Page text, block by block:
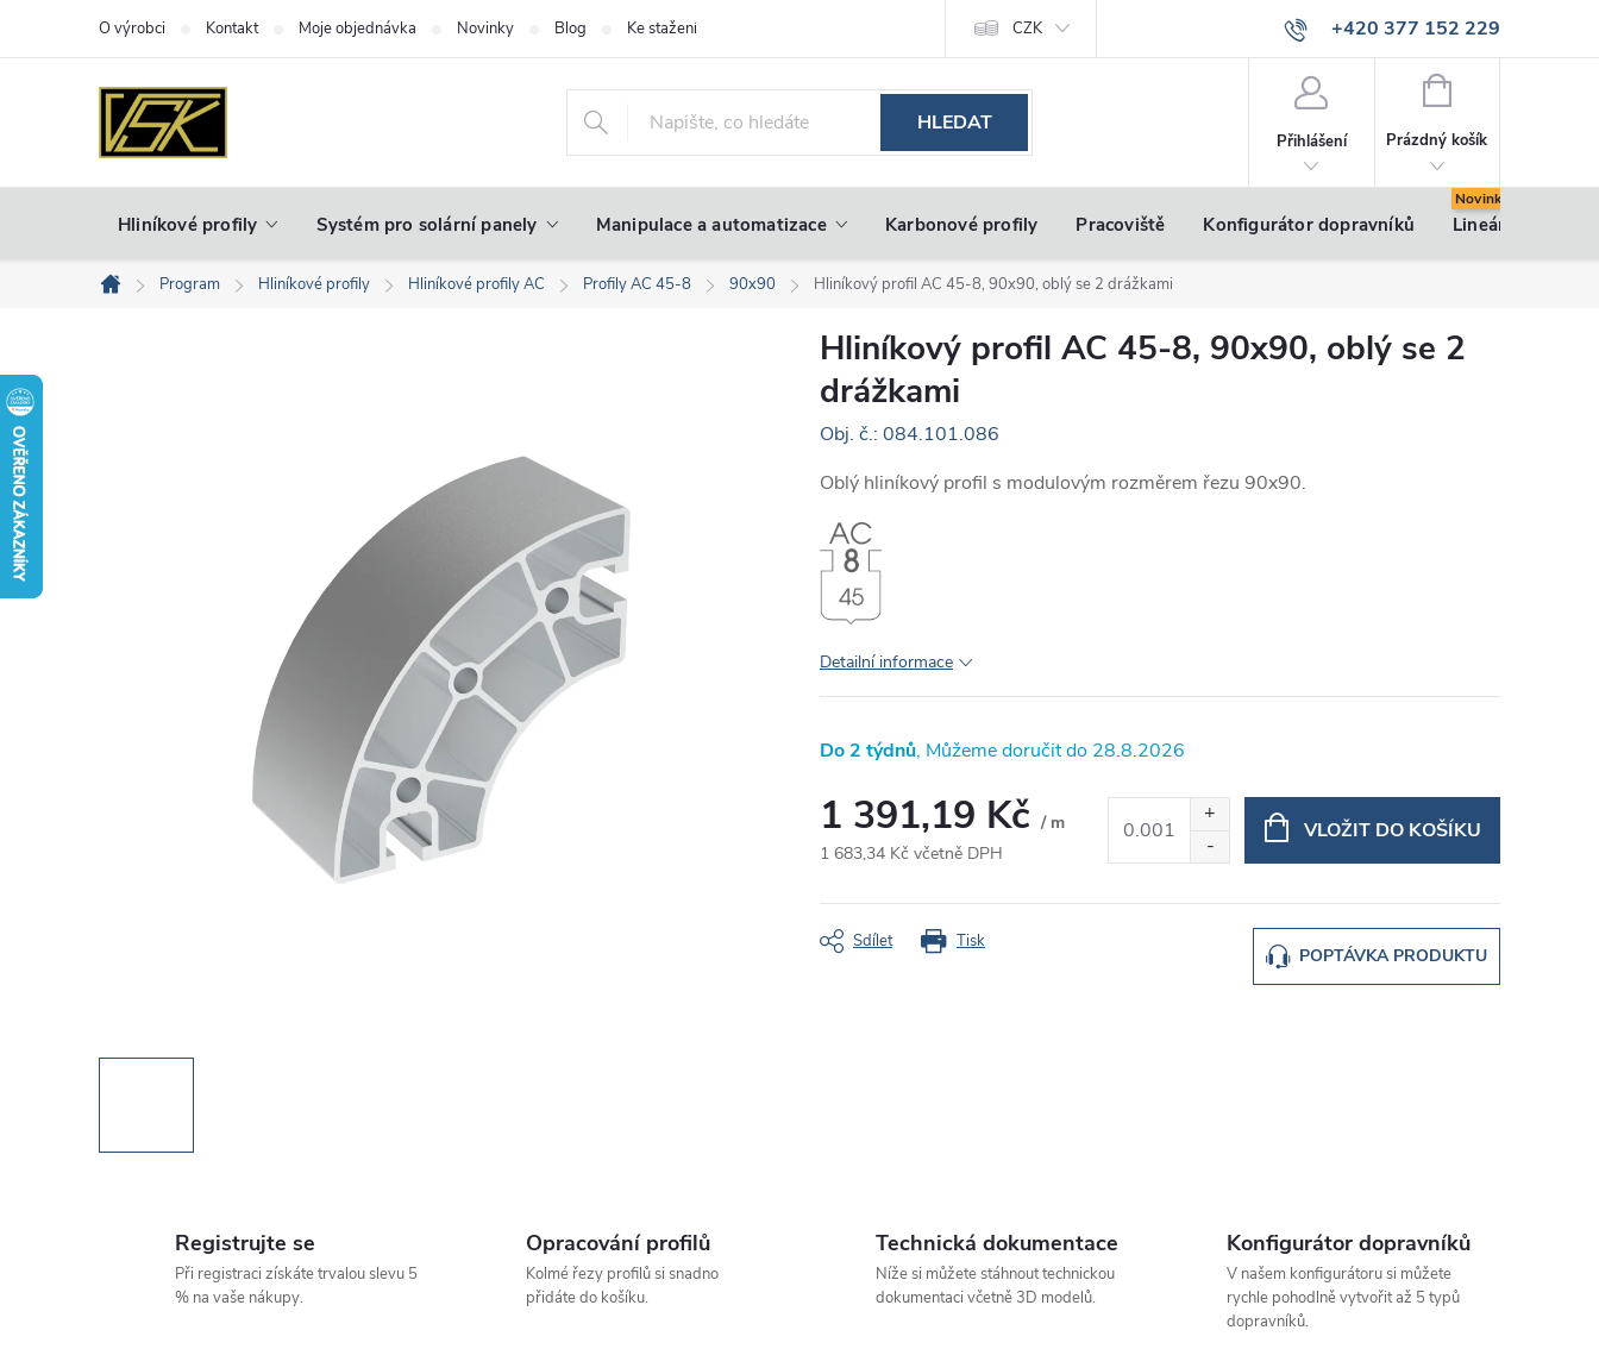
+420 377 152 229
info@vsk-profily.cz
O výrobci Kontakt Moje objednávka Novinky Blog Ke stažení CZK
HLEDAT
Přihlášení
NÁKUPNÍ
Prázdný košík
Hliníkové profily Systém pro solární panely Manipulace a automatizace Karbonové profily Pracoviště Konfigurátor dopravníků Lineární pohony
Domů
Program Hliníkové profily Hliníkové profily AC Profily AC 45-8 90x90 Hliníkový profil AC 45-8, 90x90, oblý se 2 drážkami
Hliníkový profil AC 45-8, 90x90, oblý se 2
drážkami
Obj. č.: 084.101.086
Oblý hliníkový profil s modulovým rozměrem řezu 90x90.
Detailní informace
Do 2 týdnů 28.8.2026
1 391,19 Kč / m
1 683,34 Kč včetně DPH
cena:
VLOŽIT DO KOŠÍKU
Tisk
POPTÁVKA PRODUKTU
Sdílet
Registrujte se
Při registraci získáte trvalou slevu 5
% na vaše nákupy.
Opracování profilů
Kolmé řezy profilů si snadno
přidáte do košíku.
Technická dokumentace
Níže si můžete stáhnout technickou
dokumentaci včetně 3D modelů.
Konfigurátor dopravníků
V našem konfigurátoru si můžete
rychle pohodlně vytvořit až 5 typů
dopravníků.